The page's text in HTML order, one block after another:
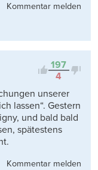
Kommentar melden
197
4
unserer
lassen“. Gestern
und bald bald
spätestens
Kommentar melden